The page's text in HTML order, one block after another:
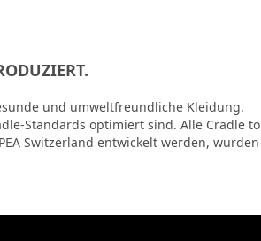
und umweltfreundliche Kleidung.
Standards optimiert sind. Alle Cradle to
Switzerland entwickelt werden, wurden